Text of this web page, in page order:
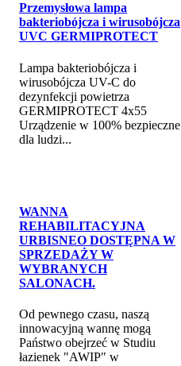
Przemysłowa lampa
bakteriobójcza i wirusobójcza
UVC GERMIPROTECT
Lampa bakteriobójcza i
wirusobójcza UV-C do
dezynfekcji powietrza
GERMIPROTECT 4x55
Urządzenie w 100% bezpieczne
dla ludzi...
WANNA
REHABILITACYJNA
URBISNEO DOSTĘPNA W
SPRZEDAŻY W
WYBRANYCH
SALONACH.
Od pewnego czasu, naszą
innowacyjną wannę mogą
Państwo obejrzeć w Studiu
łazienek "AWIP" w